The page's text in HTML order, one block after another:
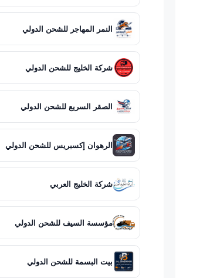
النمر المهاجر للشحن الدولي
شركة الخليج للشحن الدولي
الصقر السريع للشحن الدولي
الرهوان إكسبريس للشحن الدولي
شركة الخليج العربي
مؤسسة السيف للشحن الدولي
بيت البسمة للشحن الدولي